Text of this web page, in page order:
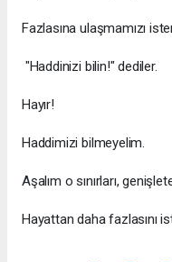
Fazlasına ulaşmamızı
"Haddinizi bilin!" dediler.
Hayır!
Haddimizi bilmeyelim.
Aşalım o sınırları,
Hayattan daha fazlasını